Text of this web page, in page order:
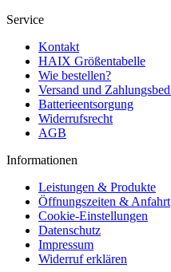
Service
Kontakt
HAIX Größentabelle
Wie bestellen?
Versand und
Batterieentsorgung
Widerrufsrecht
AGB
Informationen
Leistungen & Produkte
Öffnungszeiten & Anfahrt
Cookie-Einstellungen
Datenschutz
Impressum
Widerruf erklären